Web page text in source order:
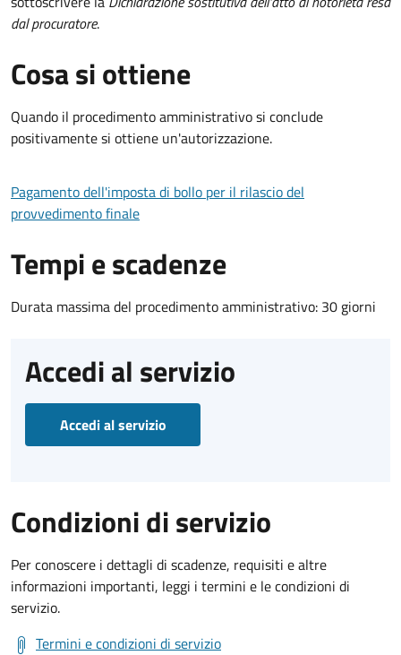
dal procuratore.
Cosa si ottiene
Quando il procedimento amministrativo si conclude
positivamente si ottiene un'autorizzazione.
Pagamento dell'imposta di bollo per il rilascio del
provvedimento finale
Tempi e scadenze
Durata massima del procedimento amministrativo: 30 giorni
Accedi al servizio
Accedi al servizio
Condizioni di servizio
Per conoscere i dettagli di scadenze, requisiti e altre
informazioni importanti, leggi i termini e le condizioni di
servizio.
Termini e condizioni di servizio